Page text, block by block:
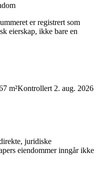
er registrert som
eierskap, ikke bare en
m²Kontrollert 2. aug. 2026
juridiske
eiendommer inngår ikke